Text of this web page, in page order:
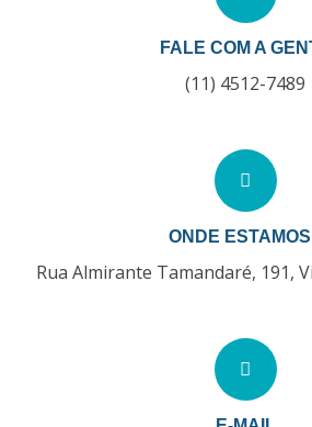
FALE COM A
(11) 4512-7489
ONDE
Rua Almirante Tamandaré, 191,